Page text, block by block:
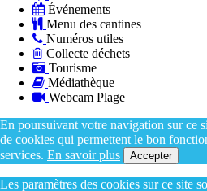
Événements
Menu des cantines
Numéros utiles
Collecte déchets
Tourisme
Médiathèque
Webcam Plage
En poursuivant votre navigation sur ce
de cookies qui permettent le bon
services. En savoir plus Accepter
Les paramètres des cookies sur ce site